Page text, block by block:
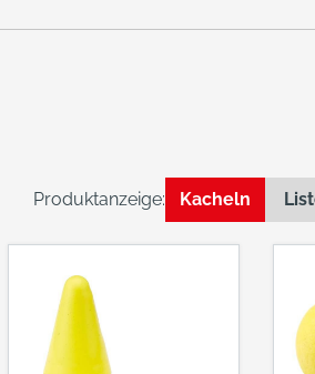
Produktanzeige: Kacheln